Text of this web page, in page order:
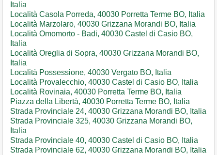
Italia
Località Casola Porreda, 40030 Porretta Terme BO, Italia
Località Marzolaro, 40030 Grizzana Morandi BO, Italia
Località Omomorto - Badi, 40030 Castel di Casio BO,
Italia
Località Oreglia di Sopra, 40030 Grizzana Morandi BO,
Italia
Località Possessione, 40030 Vergato BO, Italia
Località Provalecchio, 40030 Castel di Casio BO, Italia
Località Rovinaia, 40030 Porretta Terme BO, Italia
Piazza della Libertà, 40030 Porretta Terme BO, Italia
Strada Provinciale 24, 40030 Grizzana Morandi BO, Italia
Strada Provinciale 325, 40030 Grizzana Morandi BO,
Italia
Strada Provinciale 40, 40030 Castel di Casio BO, Italia
Strada Provinciale 62, 40030 Grizzana Morandi BO, Italia